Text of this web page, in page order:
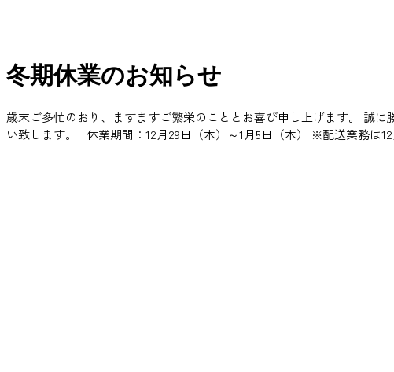
冬期休業のお知らせ
歳末ご多忙のおり、ますますご繁栄のこととお喜び申し上げます。 誠
い致します。 休業期間：12月29日（木）～1月5日（木） ※配送業務は